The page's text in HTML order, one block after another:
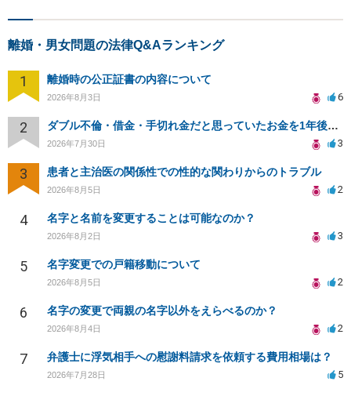
離婚・男女問題の法律Q&Aランキング
1 離婚時の公正証書の内容について
2026年8月3日 6
2 ダブル不倫・借金・手切れ金だと思っていたお金を1年後いまさら脅迫罪として通知書が来てまとめて請求
2026年7月30日 3
3 患者と主治医の関係性での性的な関わりからのトラブル
2026年8月5日 2
4 名字と名前を変更することは可能なのか？
2026年8月2日 3
5 名字変更での戸籍移動について
2026年8月5日 2
6 名字の変更で両親の名字以外をえらべるのか？
2026年8月4日 2
7 弁護士に浮気相手への慰謝料請求を依頼する費用相場は？
2026年7月28日 5